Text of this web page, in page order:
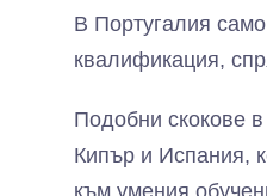
В Португалия
квалификация,
Подобни скокове
Кипър и Испания,